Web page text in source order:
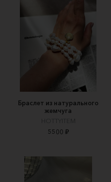
Браслет из натурального
жемчуга
HOTTYITEM
5500 ₽